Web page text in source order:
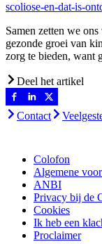
scoliose-en-dat-is-
Samen zetten we
gezonde groei van
zorg te bieden, want
Deel het artikel
Contact
Colofon
Algemene
ANBI
Privacy bij de
Cookies
Ik heb een
Proclaimer